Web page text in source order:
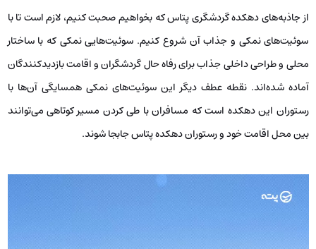
از جاذبه‌های دهکده گردشگری پتاس که بخواهیم صحبت کنیم، لازم است تا با
سوئیت‌های نمکی و جذاب آن شروع کنیم. سوئیت‌هایی نمکی که با ساختار
محلی و طراحی داخلی جذاب برای رفاه حال گردشگران و اقامت بازدیدکنندگان
آماده شده‌اند. نقطه عطف دیگر این سوئیت‌های نمکی همسایگی آن‌ها با
رستوران این دهکده است که مسافران با طی کردن مسیر کوتاهی می‌توانند
بین محل اقامت خود و رستوران دهکده پتاس جابجا شوند.